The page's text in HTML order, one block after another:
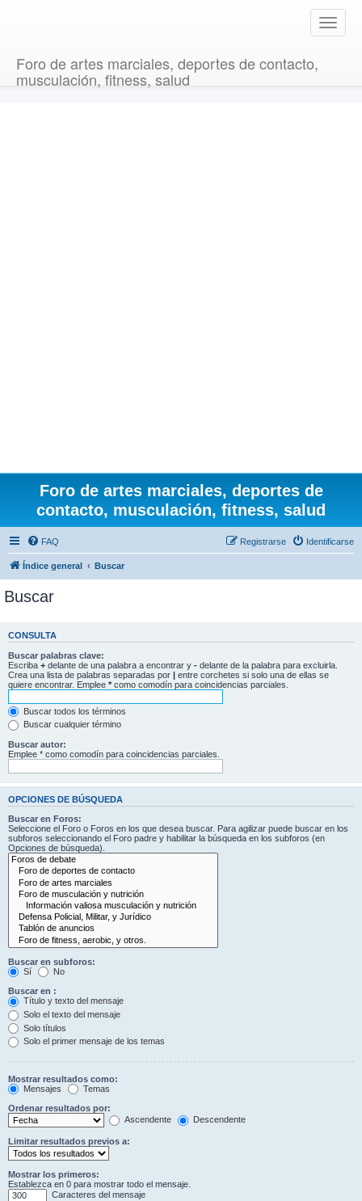
T
o
Foro de artes marciales, deportes de contacto,
musculación, fitness, salud
Foro de artes marciales, deportes de
contacto, musculación, fitness, salud
FAQ Identificarse
Registrarse
Índice general Buscar
Buscar
CONSULTA
Buscar palabras clave:
Escriba + delante de una palabra a encontrar y - delante de la palabra para excluirla.
Crea una lista de palabras separadas por | entre corchetes si solo una de ellas se
quiere encontrar. Emplee * como comodín para coincidencias parciales.
Buscar todos los términos
Buscar cualquier término
Buscar autor:
Emplee * como comodín para coincidencias parciales.
OPCIONES DE BÚSQUEDA
Buscar en Foros:
Seleccione el Foro o Foros en los que desea buscar. Para agilizar puede buscar en los
subforos seleccionando el Foro padre y habilitar la búsqueda en los subforos (en
Opciones de búsqueda).
Buscar en subforos:
Sí
No
Buscar en :
Título y texto del mensaje
Solo el texto del mensaje
Solo títulos
Solo el primer mensaje de los temas
Mostrar resultados como:
Mensajes
Temas
Ordenar resultados por:
Ascendente
Descendente
Limitar resultados previos a:
Mostrar los primeros:
Establezca en 0 para mostrar todo el mensaje.
Caracteres del mensaje